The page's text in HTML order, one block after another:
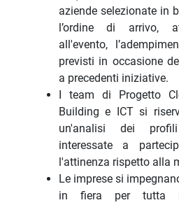
aziende selezionate in
l’ordine di arrivo,
all'evento,
previsti in occasione
a precedenti iniziative.
I team di Progetto
Building e ICT si
un'analisi dei
interessate a
l'attinenza rispetto alla
Le imprese si
in fiera per tutta